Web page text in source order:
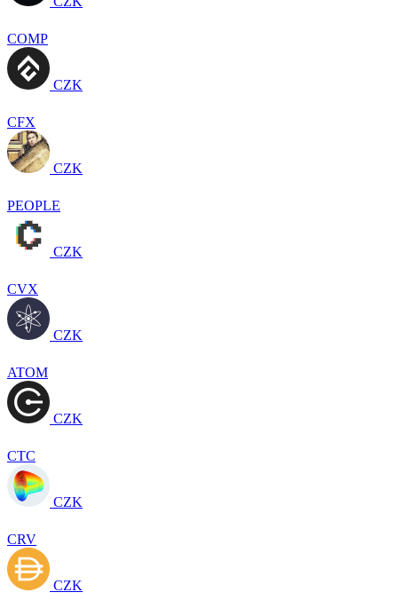
COMP
CZK
CFX
CZK
PEOPLE
CZK
CVX
CZK
ATOM
CZK
CTC
CZK
CRV
CZK